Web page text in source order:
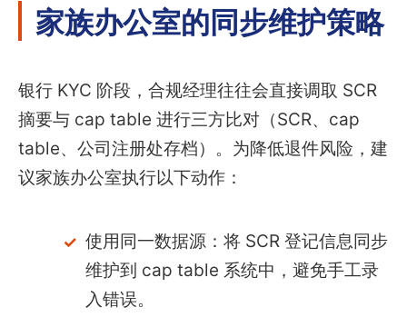
家族办公室的同步维护策略
银行 KYC 阶段，合规经理往往会直接调取 SCR
摘要与 cap table 进行三方比对（SCR、cap
table、公司注册处存档）。为降低退件风险，建
议家族办公室执行以下动作：
使用同一数据源：将 SCR 登记信息同步
维护到 cap table 系统中，避免手工录
入错误。